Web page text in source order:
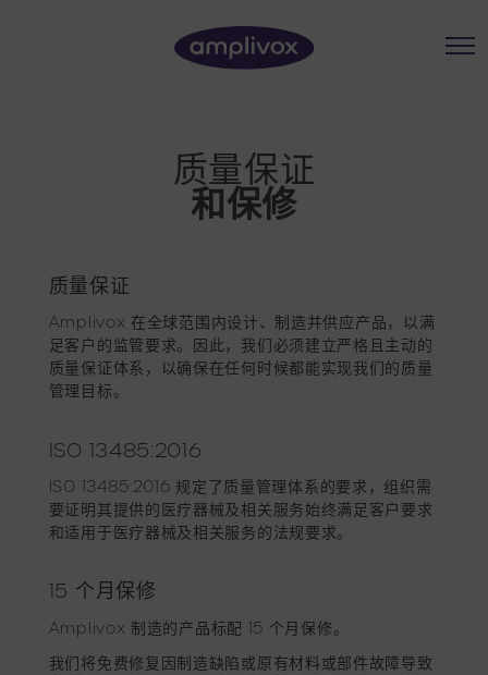
质量保证
和保修
质量保证
Amplivox 在全球范围内设计、制造并供应产品，以满
足客户的监管要求。因此，我们必须建立严格且主动的
质量保证体系，以确保在任何时候都能实现我们的质量
管理目标。
ISO 13485:2016
ISO 13485:2016 规定了质量管理体系的要求，组织需
要证明其提供的医疗器械及相关服务始终满足客户要求
和适用于医疗器械及相关服务的法规要求。
15 个月保修
Amplivox 制造的产品标配 15 个月保修。
我们将免费修复因制造缺陷或原有材料或部件故障导致